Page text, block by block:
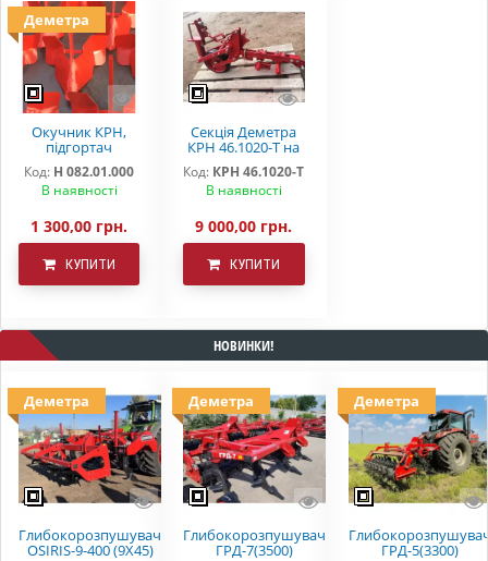
Деметра
Окучник КРН,
підгортач
центральний
Деметра Н
082.01.000
Код: Н 082.01.000
В наявності
1 300,00 грн.
КУПИТИ
Секція Деметра
КРН 46.1020-Т на
підшипниках
Код: КРН 46.1020-Т
В наявності
9 000,00 грн.
КУПИТИ
НОВИНКИ!
Деметра
Глибокорозпушувач
OSIRIS-9-400 (9Х45)
Деметра
Глибокорозпушувач
ГРД-7(3500)
Деметра
ГРД-5(3300)